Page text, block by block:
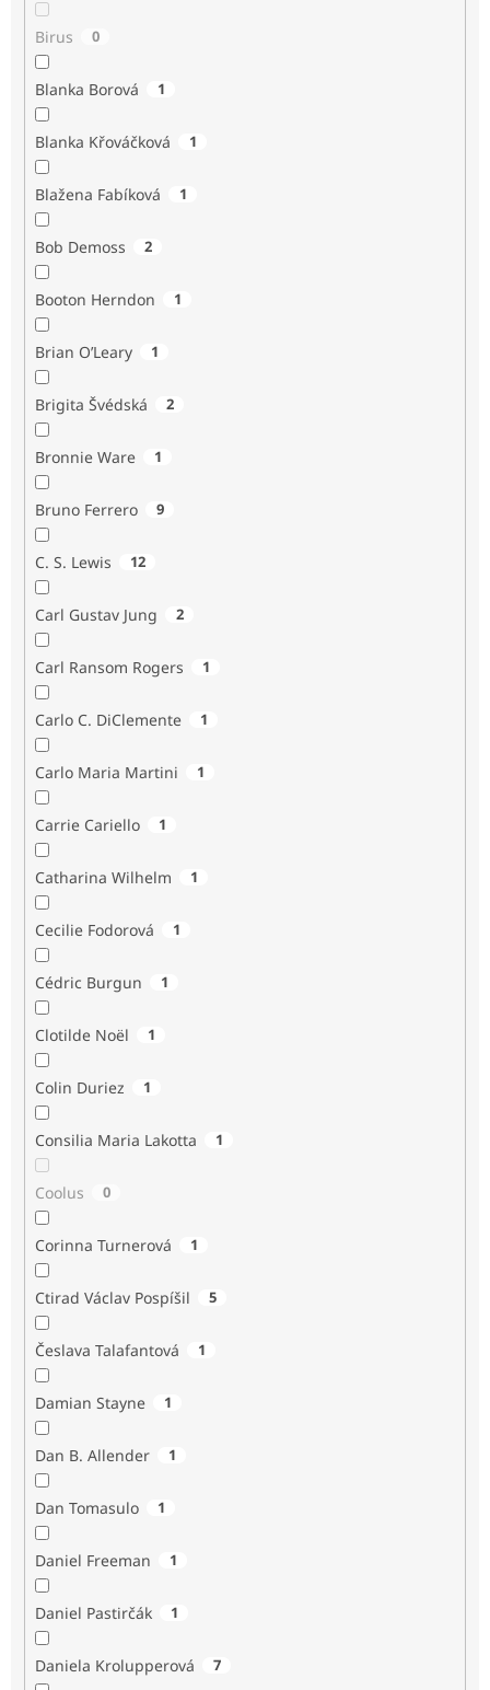
Birus 0
Blanka Borová 1
Blanka Křováčková 1
Blažena Fabíková 1
Bob Demoss 2
Booton Herndon 1
Brian O’Leary 1
Brigita Švédská 2
Bronnie Ware 1
Bruno Ferrero 9
C. S. Lewis 12
Carl Gustav Jung 2
Carl Ransom Rogers 1
Carlo C. DiClemente 1
Carlo Maria Martini 1
Carrie Cariello 1
Catharina Wilhelm 1
Cecilie Fodorová 1
Cédric Burgun 1
Clotilde Noël 1
Colin Duriez 1
Consilia Maria Lakotta 1
Coolus 0
Corinna Turnerová 1
Ctirad Václav Pospíšil 5
Česlava Talafantová 1
Damian Stayne 1
Dan B. Allender 1
Dan Tomasulo 1
Daniel Freeman 1
Daniel Pastirčák 1
Daniela Krolupperová 7